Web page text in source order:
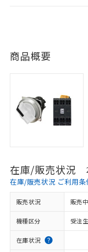
商品概要
在庫/販売状況
在庫/販売状況 ご利用条
販売状況 販売中
機種区分 受注
在庫状況